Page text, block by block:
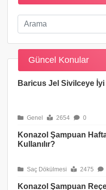
Güncel Konular
Baricus Jel Sivilceye İyi
Genel 2654 0
Konazol Şampuan
Kullanılır?
Saç Dökülmesi 2475
Konazol Şampuan